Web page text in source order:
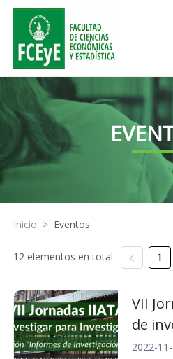
Inicio > Eventos
12 elementos en total: 1
VII
de
2022-